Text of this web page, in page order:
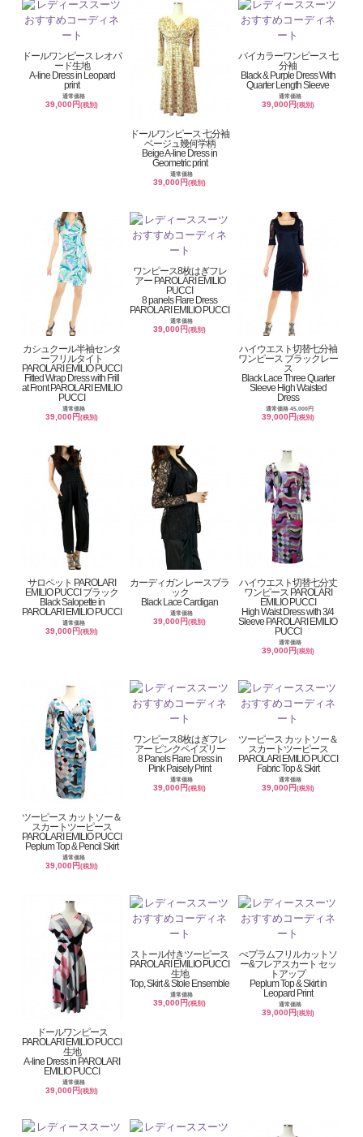
ドールワンピース レオパ
ード生地
A-line Dress in Leopard
print
通常価格
39,000円(税別)
ドールワンピース 七分袖
ベージュ幾何学柄
Beige A-line Dress in
Geometric print
通常価格
39,000円(税別)
バイカラーワンピース 七
分袖
Black & Purple Dress With
Quarter Length Sleeve
通常価格
39,000円 (税別)
カシュクール半袖センタ
ーフリルタイト
PAROLARI EMILIO PUCCI
Fitted Wrap Dress with Frill
at Front PAROLARI EMILIO
PUCCI
通常価格
39,000円(税別)
ワンピース8枚はぎフレ
アー PAROLARI EMILIO
PUCCI
8 panels Flare Dress
PAROLARI EMILIO PUCCI
通常価格
39,000円(税別)
ハイウエスト切替七分袖
ワンピース ブラックレー
ス
Black Lace Three Quarter
Sleeve High Waisted
Dress
通常価格 45,000円
39,000円 (税別)
サロペット PAROLARI
EMILIO PUCCI ブラック
Black Salopette in
PAROLARI EMILIO PUCCI
通常価格
39,000円(税別)
カーディガン レースブラ
ック
Black Lace Cardigan
通常価格
39,000円(税別)
ハイウエスト切替七分丈
ワンピース PAROLARI
EMILIO PUCCI
High Waist Dress with 3/4
Sleeve PAROLARI EMILIO
PUCCI
通常価格
39,000円 (税別)
ツーピース カットソー＆
スカートツーピース
PAROLARI EMILIO PUCCI
Peplum Top & Pencil Skirt
通常価格
39,000円(税別)
ワンピース8枚はぎフレ
アー ピンクペイズリー
8 Panels Flare Dress in
Pink Paisely Print
通常価格
39,000円(税別)
ツーピース カットソー＆
スカートツーピース
PAROLARI EMILIO PUCCI
Fabric Top & Skirt
通常価格
39,000円 (税別)
ドールワンピース
PAROLARI EMILIO PUCCI
生地
A-line Dress in PAROLARI
EMILIO PUCCI
通常価格
39,000円(税別)
ストール付きツーピース
PAROLARI EMILIO PUCCI
生地
Top, Skirt & Stole Ensemble
通常価格
39,000円(税別)
ぺプラムフリルカットソ
ー&フレアスカート セッ
トアップ
Peplum Top & Skirt in
Leopard Print
通常価格
39,000円 (税別)